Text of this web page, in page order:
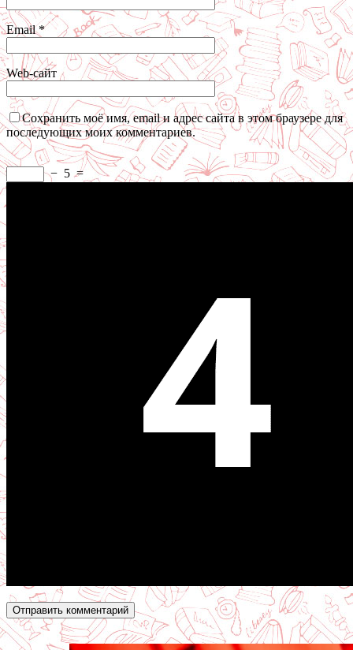
Email*
Web-сайт
Сохранить моё имя, email и адрес сайта в этом браузере для
последующих моих комментариев.
− 5 =